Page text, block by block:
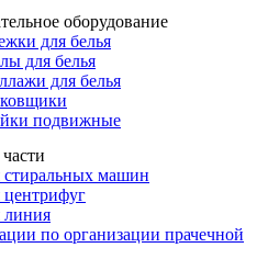
оборудование
для белья
для белья
для белья
подвижные
стиральных машин
центрифуг
линия
по организации прачечной